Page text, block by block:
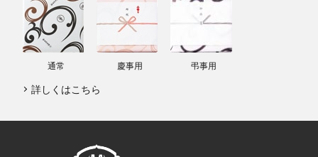
通常 慶事用 弔事用
詳しくはこちら